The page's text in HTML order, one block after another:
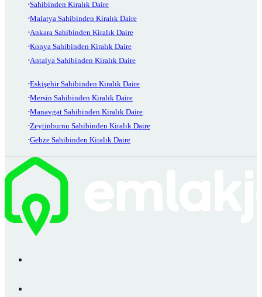
Sahibinden Kiralık Daire
Malatya Sahibinden Kiralık Daire
Ankara Sahibinden Kiralık Daire
Konya Sahibinden Kiralık Daire
Antalya Sahibinden Kiralık Daire
Eskişehir Sahibinden Kiralık Daire
Mersin Sahibinden Kiralık Daire
Manavgat Sahibinden Kiralık Daire
Zeytinburnu Sahibinden Kiralık Daire
Gebze Sahibinden Kiralık Daire